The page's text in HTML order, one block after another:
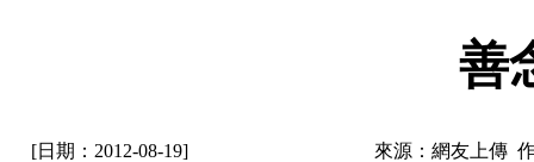
善
[日期：2012-08-19] 來源：網友上傳